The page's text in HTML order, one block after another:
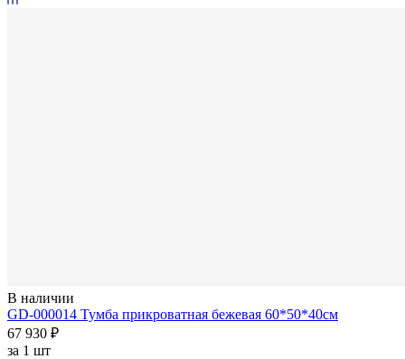
В наличии
GD-000014 Тумба прикроватная бежевая 60*50*40см
67 930 ₽
за 1 шт